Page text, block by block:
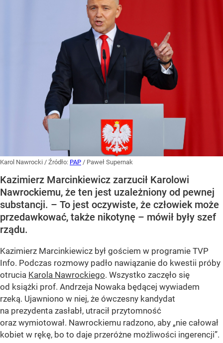
Karol Nawrocki / Źródło: PAP / Paweł Supernak
Kazimierz Marcinkiewicz zarzucił Karolowi
Nawrockiemu, że ten jest uzależniony od pewnej
substancji. – To jest oczywiste, że człowiek może
przedawkować, także nikotynę – mówił były szef
rządu.
Kazimierz Marcinkiewicz był gościem w programie TVP
Info. Podczas rozmowy padło nawiązanie do kwestii próby
otrucia Karola Nawrockiego. Wszystko zaczęło się
od książki prof. Andrzeja Nowaka będącej wywiadem
rzeką. Ujawniono w niej, że ówczesny kandydat
na prezydenta zasłabł, utracił przytomność
oraz wymiotował. Nawrockiemu radzono, aby „nie całował
kobiet w rękę, bo to daje przeróżne możliwości ingerencji”.